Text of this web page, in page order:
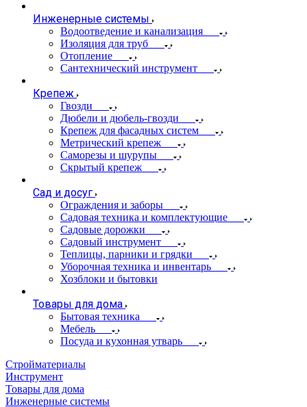
Инженерные системы
Водоотведение и канализация
Изоляция для труб
Отопление
Сантехнический инструмент
Крепеж
Гвозди
Дюбели и дюбель-гвозди
Крепеж для фасадных систем
Метрический крепеж
Саморезы и шурупы
Скрытый крепеж
Сад и досуг
Ограждения и заборы
Садовая техника и комплектующие
Садовые дорожки
Садовый инструмент
Теплицы, парники и грядки
Уборочная техника и инвентарь
Хозблоки и бытовки
Товары для дома
Бытовая техника
Мебель
Посуда и кухонная утварь
Стройматериалы
Инструмент
Товары для дома
Инженерные системы